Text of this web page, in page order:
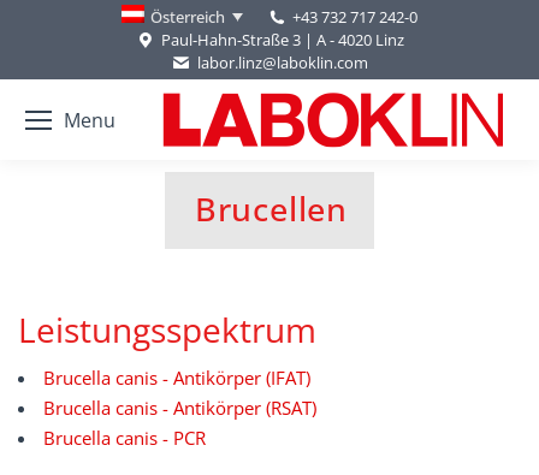
Österreich
+43 732 717 242-0
Paul-Hahn-Straße 3 | A - 4020 Linz
labor.linz@laboklin.com
Menu
Brucellen
You are here:
Leistungsspektrum
Brucella canis - Antikörper (IFAT)
Brucella canis - Antikörper (RSAT)
Brucella canis - PCR